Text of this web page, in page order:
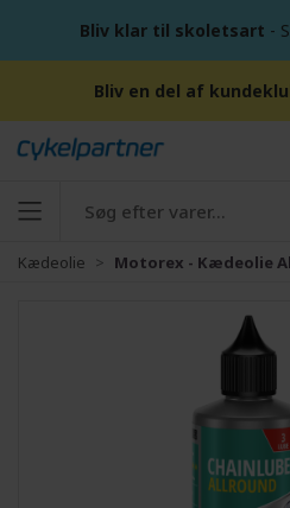
Bliv klar til skoletsart -
Bliv en del af
Kædeolie Motorex - Kædeolie